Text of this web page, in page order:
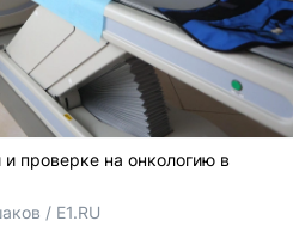
проверке на онкологию в
/ E1.RU